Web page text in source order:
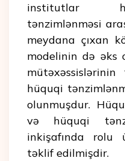
institutlar
tənzimlənməsi
meydana çıxan
modelinin də əks
hüquqi
olunmuşdur.
və hüquqi
inkişafında rolu
təklif edilmişdir.